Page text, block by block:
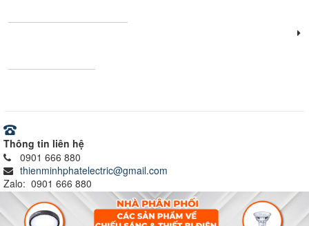
Thông tin liên hệ
0901 666 880
thienminhphatelectric@gmail.com
Zalo: 0901 666 880